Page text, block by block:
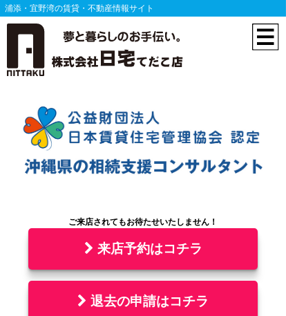
浦添・宜野湾の賃貸・不動産情報サイト
来店予約はコチラ
退去の申請はコチラ